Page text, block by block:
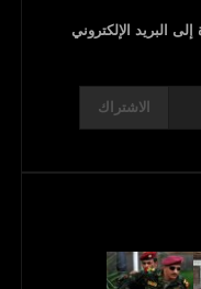
البريد الإلكتروني
الاشتراك